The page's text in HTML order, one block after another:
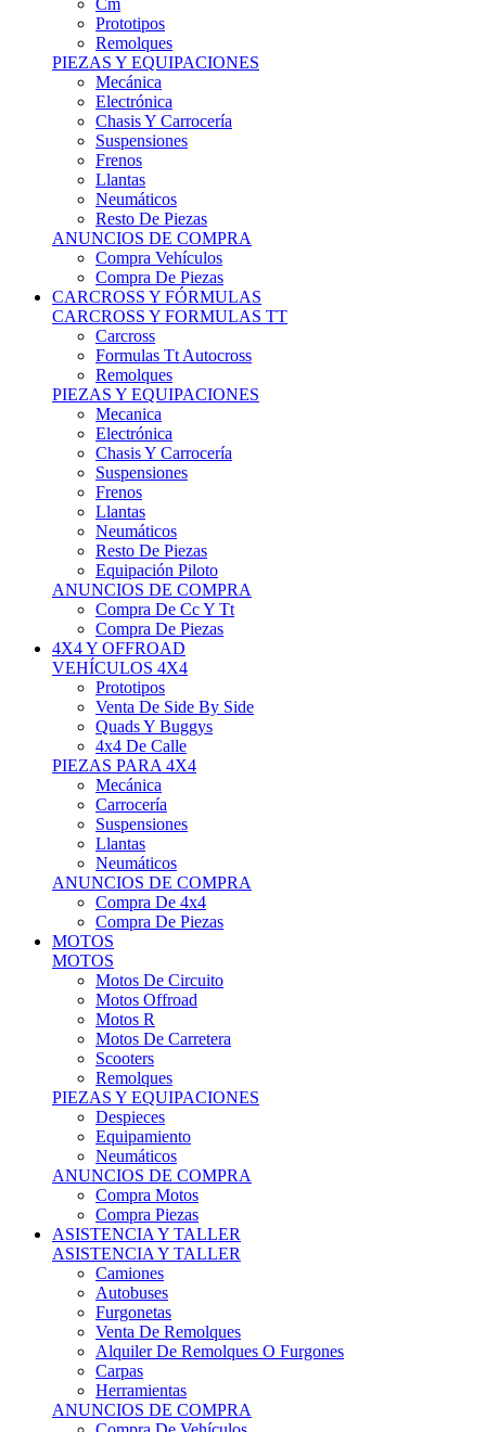
Remolques
PIEZAS Y EQUIPACIONES
Mecánica
Electrónica
Chasis Y Carrocería
Suspensiones
Frenos
Llantas
Neumáticos
Resto De Piezas
ANUNCIOS DE COMPRA
Compra Vehículos
Compra De Piezas
CARCROSS Y FÓRMULAS
CARCROSS Y FORMULAS TT
Carcross
Formulas Tt Autocross
Remolques
PIEZAS Y EQUIPACIONES
Mecanica
Electrónica
Chasis Y Carrocería
Suspensiones
Frenos
Llantas
Neumáticos
Resto De Piezas
Equipación Piloto
ANUNCIOS DE COMPRA
Compra De Cc Y Tt
Compra De Piezas
4X4 Y OFFROAD
VEHÍCULOS 4X4
Prototipos
Venta De Side By Side
Quads Y Buggys
4x4 De Calle
PIEZAS PARA 4X4
Mecánica
Carrocería
Suspensiones
Llantas
Neumáticos
ANUNCIOS DE COMPRA
Compra De 4x4
Compra De Piezas
MOTOS
MOTOS
Motos De Circuito
Motos Offroad
Motos R
Motos De Carretera
Scooters
Remolques
PIEZAS Y EQUIPACIONES
Despieces
Equipamiento
Neumáticos
ANUNCIOS DE COMPRA
Compra Motos
Compra Piezas
ASISTENCIA Y TALLER
ASISTENCIA Y TALLER
Camiones
Autobuses
Furgonetas
Venta De Remolques
Alquiler De Remolques O Furgones
Carpas
Herramientas
ANUNCIOS DE COMPRA
Compra De Vehículos
Compra De Herramientas